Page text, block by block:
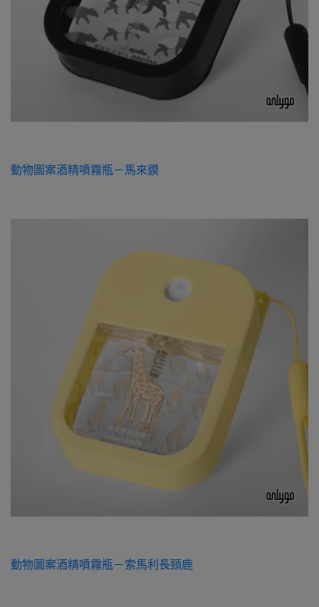
動物圖案酒精噴霧瓶－馬來貘
動物圖案酒精噴霧瓶－索馬利長頸鹿